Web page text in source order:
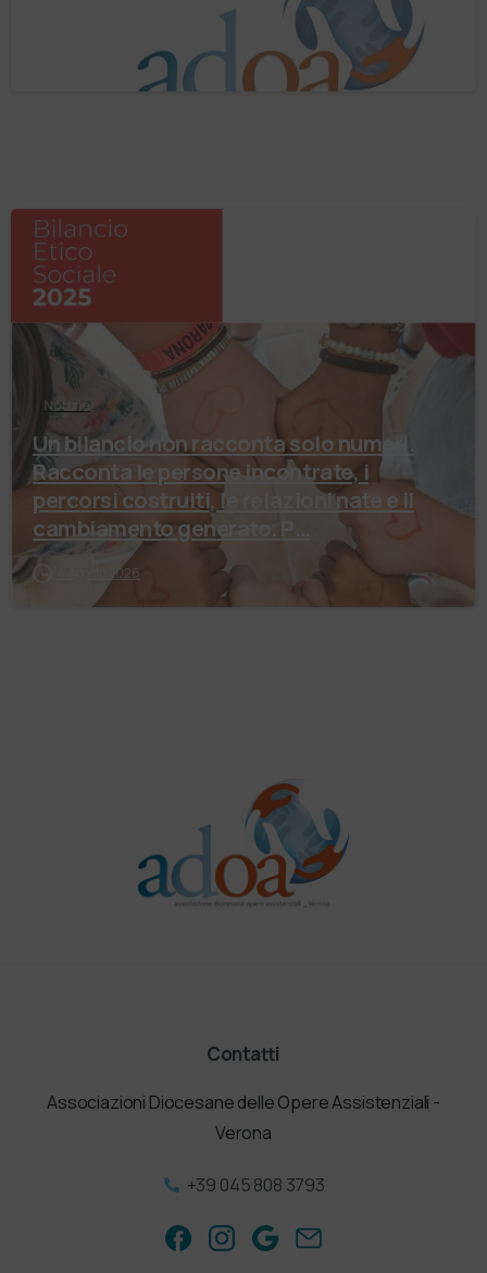
Notizie
Un bilancio non racconta solo numeri.
Racconta le persone incontrate, i
percorsi costruiti, le relazioni nate e il
4 Agosto 2026
Contatti
Associazioni Diocesane delle Opere Assistenziali -
Verona
+39 045 808 3793